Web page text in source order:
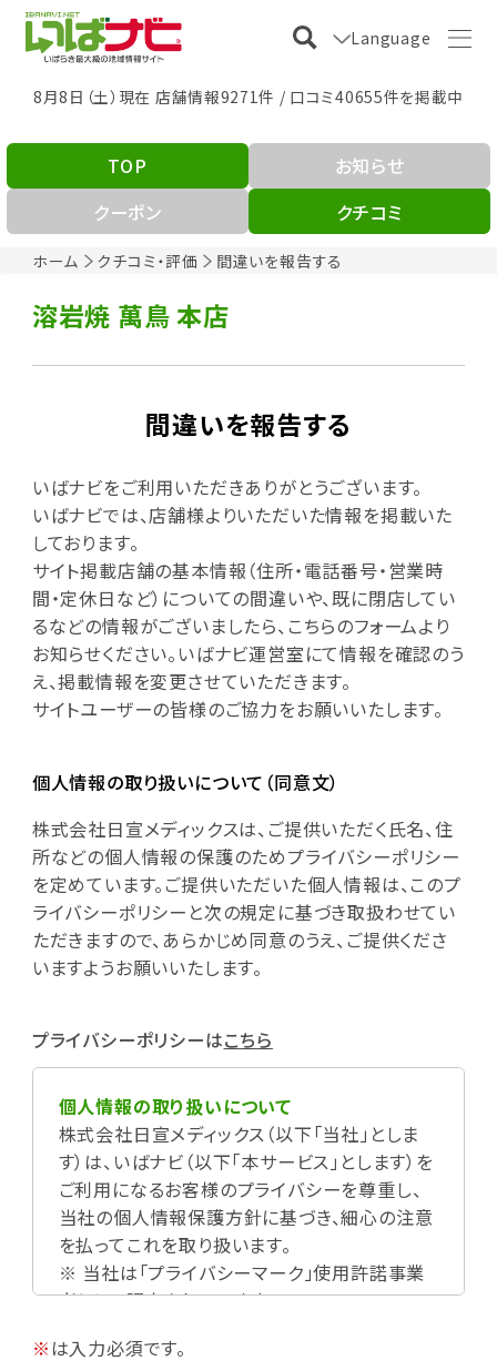
Language
8月8日（土）現在 店舗情報9271件 / 口コミ40655件を掲載中
ホーム クチコミ・評価 間違いを報告する
TOP
お知らせ
クーポン
クチコミ
溶岩焼 萬鳥 本店
間違いを報告する
いばナビをご利用いただきありがとうございます。
いばナビでは、店舗様よりいただいた情報を掲載いた
しております。
サイト掲載店舗の基本情報（住所・電話番号・営業時
間・定休日など）についての間違いや、既に閉店してい
るなどの情報がございましたら、こちらのフォームより
お知らせください。いばナビ運営室にて情報を確認のう
え、掲載情報を変更させていただきます。
サイトユーザーの皆様のご協力をお願いいたします。
個人情報の取り扱いについて（同意文）
株式会社日宣メディックスは、ご提供いただく氏名、住
所などの個人情報の保護のためプライバシーポリシー
を定めています。ご提供いただいた個人情報は、このプ
ライバシーポリシーと次の規定に基づき取扱わせてい
ただきますので、あらかじめ同意のうえ、ご提供くださ
いますようお願いいたします。
プライバシーポリシーはこちら
個人情報の取り扱いについて
株式会社日宣メディックス（以下「当社」としま
す）は、いばナビ（以下「本サービス」とします）を
ご利用になるお客様のプライバシーを尊重し、
当社の個人情報保護方針に基づき、細心の注意
を払ってこれを取り扱います。
※ 当社は「プライバシーマーク」使用許諾事業
者として認定されています。
※は入力必須です。